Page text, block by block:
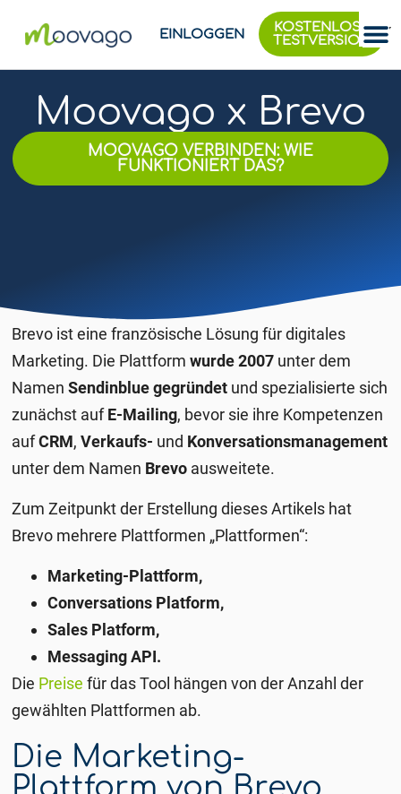
EINLOGGEN
KOSTENLOSE
TESTVERSION
Moovago x Brevo
MOOVAGO VERBINDEN: WIE
FUNKTIONIERT DAS?
Brevo ist eine französische Lösung für digitales
Marketing. Die Plattformwurde 2007 unter dem
NamenSendinblue gegründet und spezialisierte sich
zunächst aufE-Mailing, bevor sie ihre Kompetenzen
aufCRM,Verkaufs- und Konversationsmanagement
unter dem Namen Brevo ausweitete.
Zum Zeitpunkt der Erstellung dieses Artikels hat
Brevo mehrere Plattformen „Plattformen“:
Marketing-Plattform,
Conversations Platform,
Sales Platform,
Messaging API.
Die Preise für das Tool hängen von der Anzahl der
gewählten Plattformen ab.
Die Marketing-